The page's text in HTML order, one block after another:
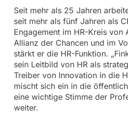
Seit mehr als 25 Jahren
seit mehr als fünf Jahren als
Engagement im HR-Kreis von
Allianz der Chancen und im
stärkt er die HR-Funktion.
sein Leitbild von HR als
Treiber von Innovation in die
mischt sich ein in die
eine wichtige Stimme der
weiter.